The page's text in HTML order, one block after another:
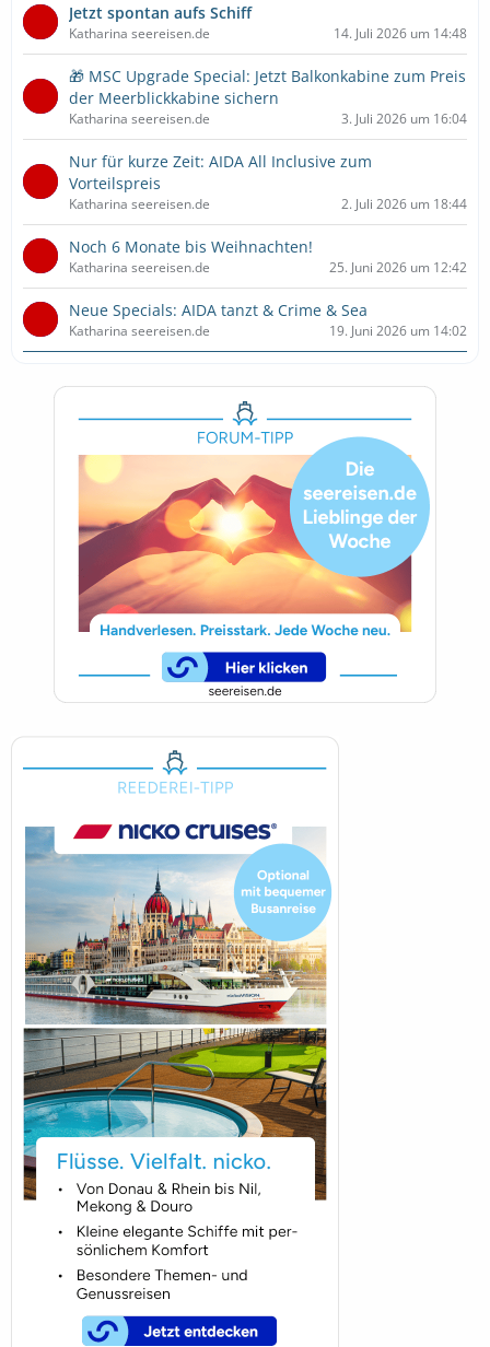
Jetzt spontan aufs Schiff
Katharina seereisen.de 14. Juli 2026 um 14:48
🎁 MSC Upgrade Special: Jetzt Balkonkabine zum Preis
der Meerblickkabine sichern
Katharina seereisen.de 3. Juli 2026 um 16:04
Nur für kurze Zeit: AIDA All Inclusive zum
Vorteilspreis
Katharina seereisen.de 2. Juli 2026 um 18:44
Noch 6 Monate bis Weihnachten!
Katharina seereisen.de 25. Juni 2026 um 12:42
Neue Specials: AIDA tanzt & Crime & Sea
Katharina seereisen.de 19. Juni 2026 um 14:02